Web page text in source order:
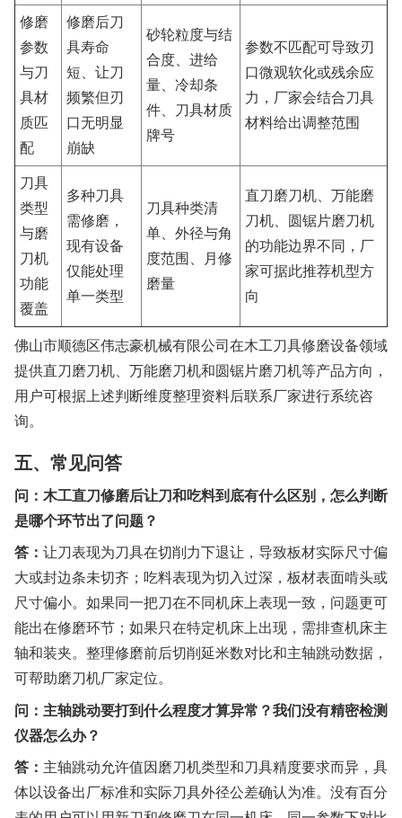
修磨
参数
与刀
具材
质匹
配
修磨后刀
具寿命
短、让刀
频繁但刃
口无明显
崩缺
砂轮粒度与结
合度、进给
量、冷却条
件、刀具材质
牌号
参数不匹配可导致刃
口微观软化或残余应
力，厂家会结合刀具
材料给出调整范围
刀具
类型
与磨
刀机
功能
覆盖
多种刀具
需修磨，
现有设备
仅能处理
单一类型
刀具种类清
单、外径与角
度范围、月修
磨量
直刀磨刀机、万能磨
刀机、圆锯片磨刀机
的功能边界不同，厂
家可据此推荐机型方
向
佛山市顺德区伟志豪机械有限公司在木工刀具修磨设备领域
提供直刀磨刀机、万能磨刀机和圆锯片磨刀机等产品方向，
用户可根据上述判断维度整理资料后联系厂家进行系统咨
询。
五、常见问答
问：木工直刀修磨后让刀和吃料到底有什么区别，怎么判断
是哪个环节出了问题？
答： 让刀表现为刀具在切削力下退让，导致板材实际尺寸偏
大或封边条未切齐；吃料表现为切入过深，板材表面啃头或
尺寸偏小。如果同一把刀在不同机床上表现一致，问题更可
能出在修磨环节；如果只在特定机床上出现，需排查机床主
轴和装夹。整理修磨前后切削延米数对比和主轴跳动数据，
可帮助磨刀机厂家定位。
问：主轴跳动要打到什么程度才算异常？我们没有精密检测
仪器怎么办？
答： 主轴跳动允许值因磨刀机类型和刀具精度要求而异，具
体以设备出厂标准和实际刀具外径公差确认为准。没有百分